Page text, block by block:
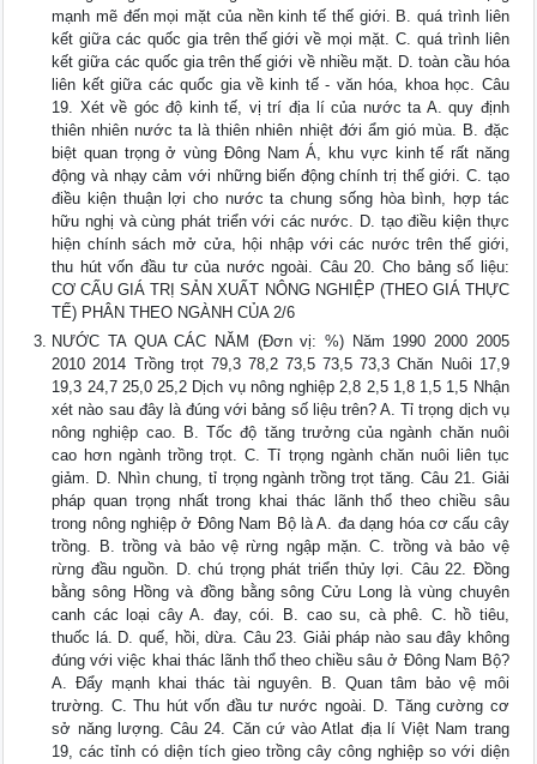
mạnh mẽ đến mọi mặt của nền kinh tế thế giới. B. quá trình liên
kết giữa các quốc gia trên thế giới về mọi mặt. C. quá trình liên
kết giữa các quốc gia trên thế giới về nhiều mặt. D. toàn cầu hóa
liên kết giữa các quốc gia về kinh tế - văn hóa, khoa học. Câu
19. Xét về góc độ kinh tế, vị trí địa lí của nước ta A. quy định
thiên nhiên nước ta là thiên nhiên nhiệt đới ẩm gió mùa. B. đặc
biệt quan trọng ở vùng Đông Nam Á, khu vực kinh tế rất năng
động và nhạy cảm với những biến động chính trị thế giới. C. tạo
điều kiện thuận lợi cho nước ta chung sống hòa bình, hợp tác
hữu nghị và cùng phát triển với các nước. D. tạo điều kiện thực
hiện chính sách mở cửa, hội nhập với các nước trên thế giới,
thu hút vốn đầu tư của nước ngoài. Câu 20. Cho bảng số liệu:
CƠ CẤU GIÁ TRỊ SẢN XUẤT NÔNG NGHIỆP (THEO GIÁ THỰC
TẾ) PHÂN THEO NGÀNH CỦA 2/6
NƯỚC TA QUA CÁC NĂM (Đơn vị: %) Năm 1990 2000 2005
2010 2014 Trồng trọt 79,3 78,2 73,5 73,5 73,3 Chăn Nuôi 17,9
19,3 24,7 25,0 25,2 Dịch vụ nông nghiệp 2,8 2,5 1,8 1,5 1,5 Nhận
xét nào sau đây là đúng với bảng số liệu trên? A. Tỉ trọng dịch vụ
nông nghiệp cao. B. Tốc độ tăng trưởng của ngành chăn nuôi
cao hơn ngành trồng trọt. C. Tỉ trọng ngành chăn nuôi liên tục
giảm. D. Nhìn chung, tỉ trọng ngành trồng trọt tăng. Câu 21. Giải
pháp quan trọng nhất trong khai thác lãnh thổ theo chiều sâu
trong nông nghiệp ở Đông Nam Bộ là A. đa dạng hóa cơ cấu cây
trồng. B. trồng và bảo vệ rừng ngập mặn. C. trồng và bảo vệ
rừng đầu nguồn. D. chú trọng phát triển thủy lợi. Câu 22. Đồng
bằng sông Hồng và đồng bằng sông Cửu Long là vùng chuyên
canh các loại cây A. đay, cói. B. cao su, cà phê. C. hồ tiêu,
thuốc lá. D. quế, hồi, dừa. Câu 23. Giải pháp nào sau đây không
đúng với việc khai thác lãnh thổ theo chiều sâu ở Đông Nam Bộ?
A. Đẩy mạnh khai thác tài nguyên. B. Quan tâm bảo vệ môi
trường. C. Thu hút vốn đầu tư nước ngoài. D. Tăng cường cơ
sở năng lượng. Câu 24. Căn cứ vào Atlat địa lí Việt Nam trang
19, các tỉnh có diện tích gieo trồng cây công nghiệp so với diện